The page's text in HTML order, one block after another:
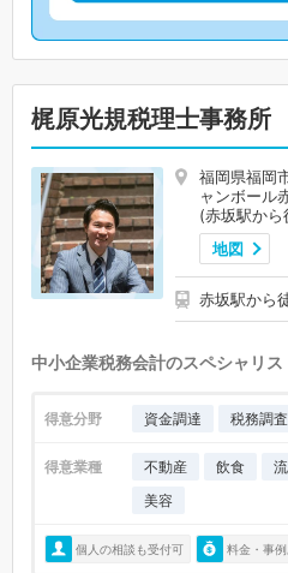
梶原光規税理士事務所
福岡県福岡
ャンボール
(赤坂駅から
地図
赤坂駅から
中小企業税務会計のスペシャリス
得意分野 資金調達 税務調査
得意業種 不動産 飲食
美容
個人の相談も受付可 料金・事例